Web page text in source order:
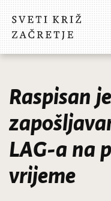
Raspisan
LAG-a na
vrijeme